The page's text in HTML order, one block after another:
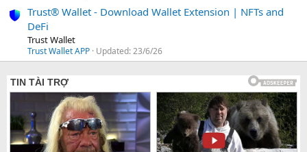
Trust® Wallet - Download Wallet Extension | NFTs and
DeFi
Trust Wallet
Trust Wallet APP Updated:23/6/26